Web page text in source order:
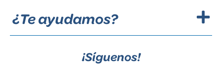
¿Te ayudamos?
¡Síguenos!